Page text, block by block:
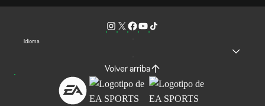
Idioma
Volver arriba